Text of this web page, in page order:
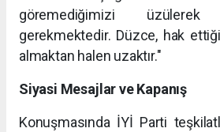
göremediğimizi
gerekmektedir. Düzce, hak ettiği
almaktan halen uzaktır."
Siyasi Mesajlar ve Kapanış
Konuşmasında İYİ Parti